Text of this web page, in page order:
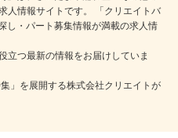
人情報サイトです。 「クリエイトバ
し・パート募集情報が満載の求人情
立つ最新の情報をお届けしていま
」を展開する株式会社クリエイトが